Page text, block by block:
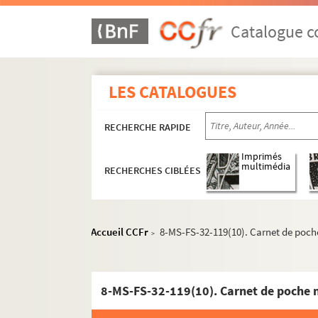
Catalogue
LES CATALOGUES
RECHERCHE RAPIDE
RECHERCHES CIBLÉES
Imprimés
multimédia
Accueil CCFr > 8-MS-FS-32-119(10). Carnet de
8-MS-FS-32-119(10). Carnet de poche
Oeuvres de Gustave Charpentier
Cantate du Prix du Rome : Didon (1887)
La vie du poète (1888)
Impressions d'Italie (1889)
Poèmes chantés (1895)
Le couronnement de la Muse (1897)
Impression de voyage : Munich (1910)
Mémoires